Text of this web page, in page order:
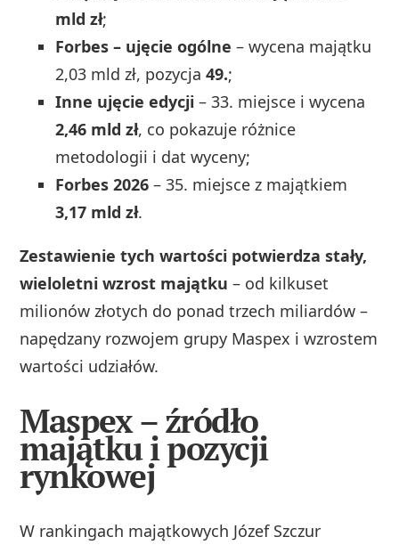
mld zł;
Forbes – ujęcie ogólne – wycena majątku
2,03 mld zł, pozycja49.;
Inne ujęcie edycji – 33. miejsce i wycena
2,46 mld zł, co pokazuje różnice
metodologii i dat wyceny;
Forbes 2026 – 35. miejsce z majątkiem
3,17 mld zł.
Zestawienie tych wartości potwierdza stały,
wieloletni wzrost majątku – od kilkuset
milionów złotych do ponad trzech miliardów –
napędzany rozwojem grupy Maspex i wzrostem
wartości udziałów.
Maspex – źródło
majątku i pozycji
rynkowej
W rankingach majątkowych Józef Szczur